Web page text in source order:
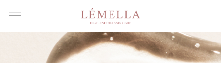
About Us
ルメラについて
Features
ルメラの特徴